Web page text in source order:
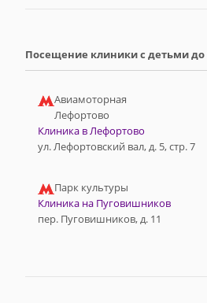
Посещение клиники с детьми до
Авиамоторная
Лефортово
Клиника в Лефортово
ул. Лефортовский вал, д. 5, стр. 7
Парк культуры
Клиника на Пуговишников
пер. Пуговишников, д. 11